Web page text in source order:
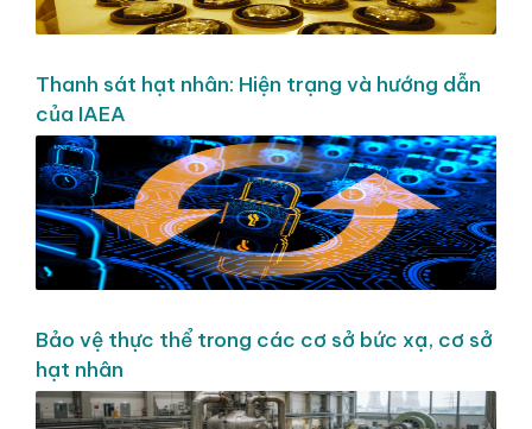
Thanh sát hạt nhân: Hiện trạng và hướng dẫn
của IAEA
Bảo vệ thực thể trong các cơ sở bức xạ, cơ sở
hạt nhân